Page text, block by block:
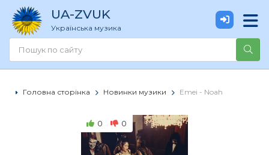
UA-ZVUK
Українська музика
Головна сторінка Новинки музики Emei - Noah
0 0